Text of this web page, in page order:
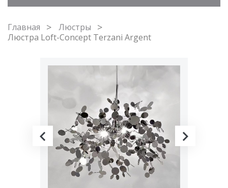
Главная
Люстры
Люстра Loft-Concept Terzani Argent